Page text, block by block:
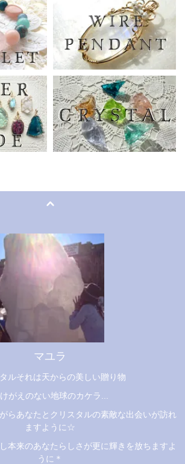
マユラ
ルそれは天からの美しい贈り物
がえのない地球のカケラ...
らあなたとクリスタルの素敵な出会いが訪れ
ますように☆
本来のあなたらしさが更に輝きを放ちますよ
うに＊